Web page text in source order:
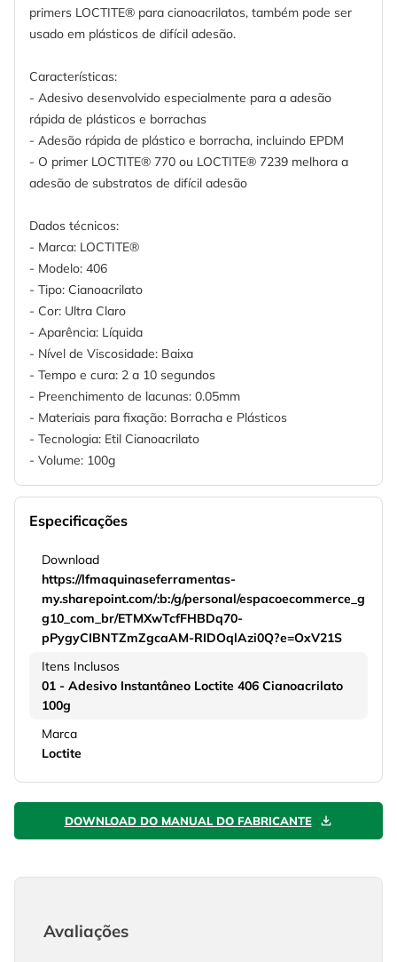
primers LOCTITE® para cianoacrilatos, também pode ser
usado em plásticos de difícil adesão.
Características:
- Adesivo desenvolvido especialmente para a adesão
rápida de plásticos e borrachas
- Adesão rápida de plástico e borracha, incluindo EPDM
- O primer LOCTITE® 770 ou LOCTITE® 7239 melhora a
adesão de substratos de difícil adesão
Dados técnicos:
- Marca: LOCTITE®
- Modelo: 406
- Tipo: Cianoacrilato
- Cor: Ultra Claro
- Aparência: Líquida
- Nível de Viscosidade: Baixa
- Tempo e cura: 2 a 10 segundos
- Preenchimento de lacunas: 0.05mm
- Materiais para fixação: Borracha e Plásticos
- Tecnologia: Etil Cianoacrilato
- Volume: 100g
Especificações
Download
https://lfmaquinaseferramentas-
my.sharepoint.com/:b:/g/personal/espacoecommerce_g
g10_com_br/ETMXwTcfFHBDq70-
pPygyCIBNTZmZgcaAM-RIDOqlAzi0Q?e=OxV21S
Itens Inclusos
01 - Adesivo Instantâneo Loctite 406 Cianoacrilato
100g
Marca
Loctite
DOWNLOAD DO MANUAL DO FABRICANTE
Avaliações